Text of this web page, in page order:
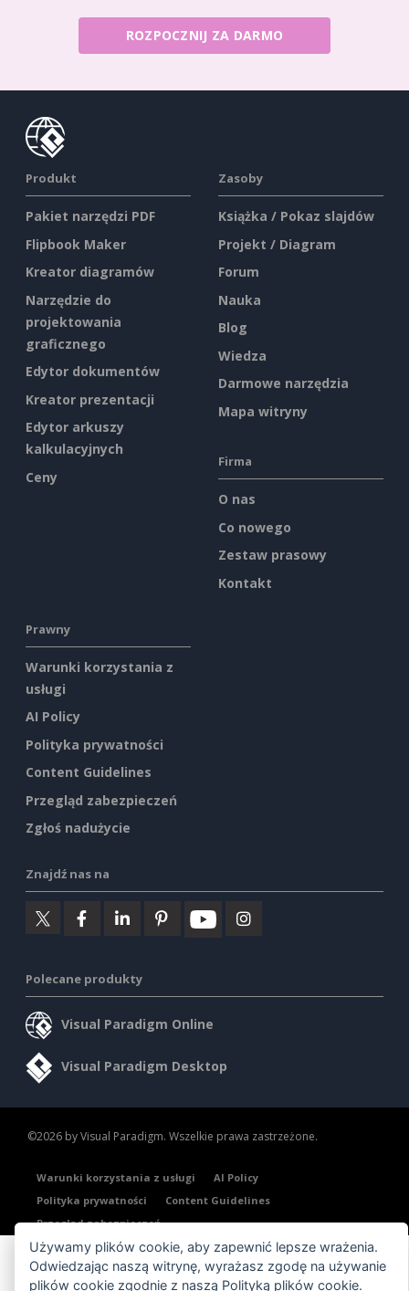
ROZPOCZNIJ ZA DARMO
Produkt
Pakiet narzędzi PDF
Flipbook Maker
Kreator diagramów
Narzędzie do
projektowania
graficznego
Edytor dokumentów
Kreator prezentacji
Edytor arkuszy
kalkulacyjnych
Ceny
Zasoby
Książka / Pokaz slajdów
Projekt / Diagram
Forum
Nauka
Blog
Wiedza
Darmowe narzędzia
Mapa witryny
Firma
O nas
Co nowego
Zestaw prasowy
Kontakt
Prawny
Warunki korzystania z
usługi
AI Policy
Polityka prywatności
Content Guidelines
Przegląd zabezpieczeń
Zgłoś nadużycie
Znajdź nas na
Polecane produkty
Visual Paradigm Online
Visual Paradigm Desktop
©2026 by Visual Paradigm. Wszelkie prawa zastrzeżone.
Warunki korzystania z usługi
AI Policy
Polityka prywatności
Content Guidelines
Przegląd zabezpieczeń
Używamy plików cookie, aby zapewnić lepsze wrażenia.
Odwiedzając naszą witrynę, wyrażasz zgodę na używanie
plików cookie zgodnie z naszą Polityką plików cookie.